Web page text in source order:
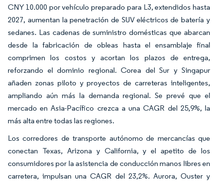
CNY 10.000 por vehículo preparado para L3, extendidos hasta
2027, aumentan la penetración de SUV eléctricos de batería y
sedanes. Las cadenas de suministro domésticas que abarcan
desde la fabricación de obleas hasta el ensamblaje final
comprimen los costos y acortan los plazos de entrega,
reforzando el dominio regional. Corea del Sur y Singapur
añaden zonas piloto y proyectos de carreteras inteligentes,
ampliando aún más la demanda regional. Se prevé que el
mercado en Asia-Pacífico crezca a una CAGR del 25,9%, la
más alta entre todas las regiones.
Los corredores de transporte autónomo de mercancías que
conectan Texas, Arizona y California, y el apetito de los
consumidores por la asistencia de conducción manos libres en
carretera, impulsan una CAGR del 23,2%. Aurora, Ouster y